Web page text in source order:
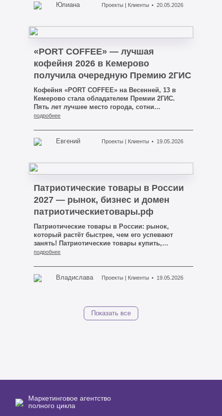
реальных гостей.
Юлиана Проекты | Клиенты 20.05.2026
«PORT COFFEE» — лучшая
кофейня 2026 в Кемерово
получила очередную Премию 2ГИС
Кофейня «PORT COFFEE» на Весенней, 13 в
Кемерово стала обладателем Премии 2ГИС.
Пять лет лучшее место города, сотни
восторженных отзывов, авторский кофе и
разработан и продвигается нами, работа в
тандеме идеальная работа.
подробнее
Евгений Проекты | Клиенты 19.05.2026
Патриотические товары в России
2027 — рынок, бизнес и домен
патриотическиетовары.рф
Патриотические товары в России: рынок,
который растёт быстрее, чем его успевают
занять! Патриотические товары купить,
открыть магазин патриотических товаров,
России. Домен патриотическиетовары.рф
доступен для покупки и аренды —
подробнее
Владислава Проекты | Клиенты 19.05.2026
Показать все
Маркетинговое агентство
полного цикла